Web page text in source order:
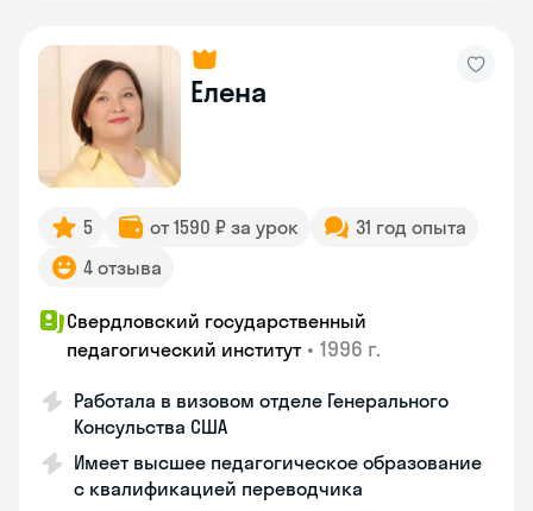
Елена
5 от 1590 ₽ за урок
31 год опыта
4 отзыва
Свердловский государственный
педагогический институт • 1996 г.
Работала в визовом отделе Генерального
Консульства США
Имеет высшее педагогическое образование
с квалификацией переводчика